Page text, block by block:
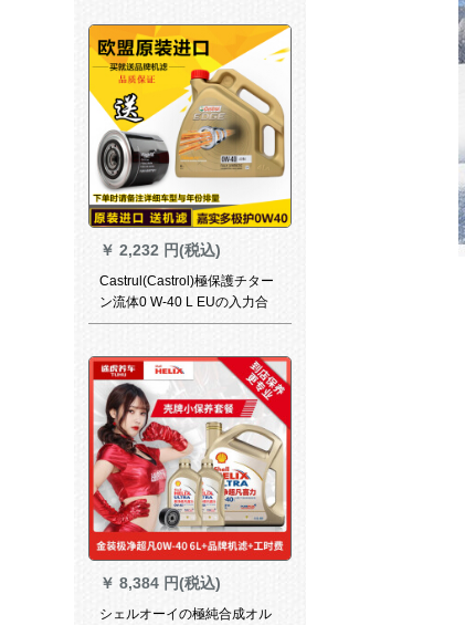
￥ 2,232 円(税込)
Castrul(Castrol)極保護チター
ン流体0 W-40 L EUの入力合
成オルグリスタ
￥ 8,384 円(税込)
シェルオーイの極純合成オル